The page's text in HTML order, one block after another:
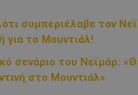
συμπεριέλαβε τον
για το Μουντιάλ!
σενάριο του Νεϊμάρ:
στο Μουντιάλ»